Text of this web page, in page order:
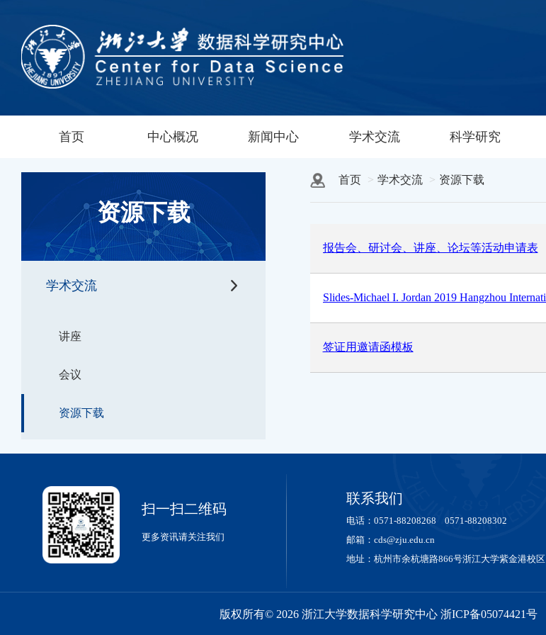
首页 中心概况 新闻中心 学术交流 科学研究
资源下载
学术交流
讲座
会议
资源下载
首页 学术交流 资源下载
报告会、研讨会、讲座、论坛等活动申请表
签证用邀请函模板
扫一扫二维码
更多资讯请关注我们
联系我们
电话：0571-88208268 0571-88208302
邮箱：cds@zju.edu.cn
地址：杭州市余杭塘路866号浙江大学紫金港校区
版权所有© 2026 浙江大学数据科学研究中心 浙ICP备05074421号